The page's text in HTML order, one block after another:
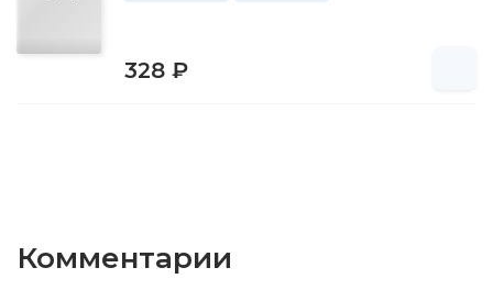
328 ₽
Комментарии